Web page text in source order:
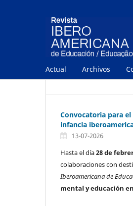
Actual Archivos
Convocatoria para
infancia
13-07-2026
Hasta el día28 de
colaboraciones con
Iberoamericana de
mental y educación